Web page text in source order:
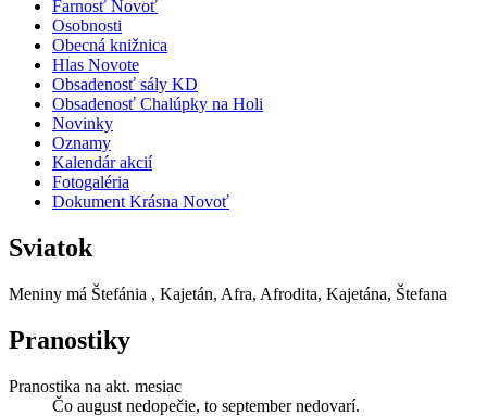
Farnosť Novoť
Osobnosti
Obecná knižnica
Hlas Novote
Obsadenosť sály KD
Obsadenosť Chalúpky na Holi
Novinky
Oznamy
Kalendár akcií
Fotogaléria
Dokument Krásna Novoť
Sviatok
Meniny má Štefánia , Kajetán, Afra, Afrodita, Kajetána, Štefana
Pranostiky
Pranostika na akt. mesiac
Čo august nedopečie, to september nedovarí.